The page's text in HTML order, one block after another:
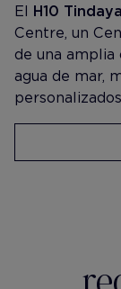
El H10 Tindaya
Centre, un
de una
agua de mar,